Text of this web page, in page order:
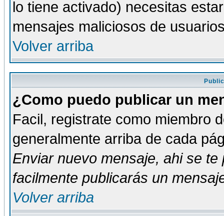
lo tiene activado) necesitas
mensajes maliciosos de
Volver arriba
¿Como puedo publicar un
Facil, registrate como miembro
generalmente arriba de cada
Enviar nuevo mensaje, ahi se te
facilmente publicarás un
Volver arriba